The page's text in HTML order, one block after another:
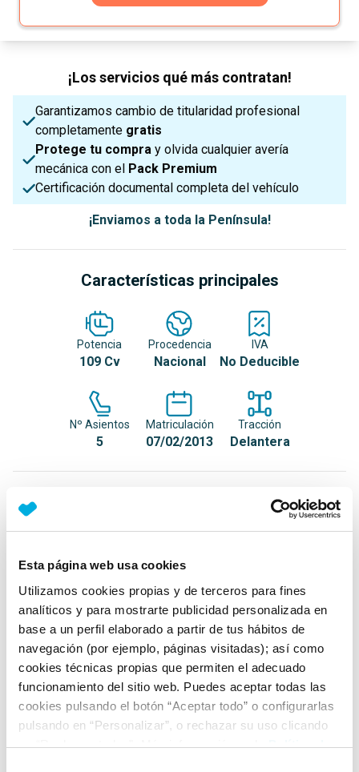
Esta página web usa cookies
Utilizamos cookies propias y de terceros para fines
analíticos y para mostrarte publicidad personalizada en
base a un perfil elaborado a partir de tus hábitos de
navegación (por ejemplo, páginas visitadas); así como
cookies técnicas propias que permiten el adecuado
funcionamiento del sitio web. Puedes aceptar todas las
cookies pulsando el botón “Aceptar todo” o configurarlas
pulsando en “Personalizar”, o rechazar su uso clicando
en “Rechazar todas”. Más información en laPolítica de
¡Los servicios qué más contratan!
Garantizamos cambio de titularidad profesional
completamente gratis
Protege tu compra y olvida cualquier avería
mecánica con el Pack Premium
Certificación documental completa del vehículo
¡Enviamos a toda la Península!
Características principales
Potencia
109 Cv
Procedencia
Nacional
IVA
No Deducible
Nº Asientos
5
Matriculación
07/02/2013
Tracción
Delantera
Detalles destacados
Techo interior en color negro
Luces de marcha diurnas LED
Display multifunción
+ Ver todos
Ficha técnica
Exterior